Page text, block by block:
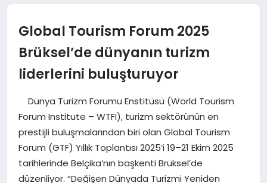
MAGAZIN
SAĞLIK
SIYASET
SPOR
Global Tourism Forum 2025
Brüksel’de dünyanın turizm
liderlerini buluşturuyor
Dünya Turizm Forumu Enstitüsü (World Tourism
Forum Institute – WTFI), turizm sektörünün en
prestijli buluşmalarından biri olan Global Tourism
Forum (GTF) Yıllık Toplantısı 2025’i 19–21 Ekim 2025
tarihlerinde Belçika’nın başkenti Brüksel’de
düzenliyor. “Değişen Dünyada Turizmi Yeniden